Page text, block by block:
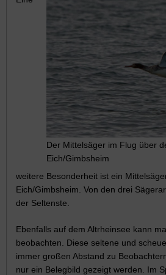
Der Mittelsäger im Flug über
Eich/Gimbsheim
weitere Besonderheit ist ein
Eich/Gimbsheim. Von den drei
der Seltenste.
Ebenfalls auf dem Altrheinsee kann
beobachten. Diese seltene und
immer großen Abstand zu
nur ein Belegbild gezeigt werden. Im